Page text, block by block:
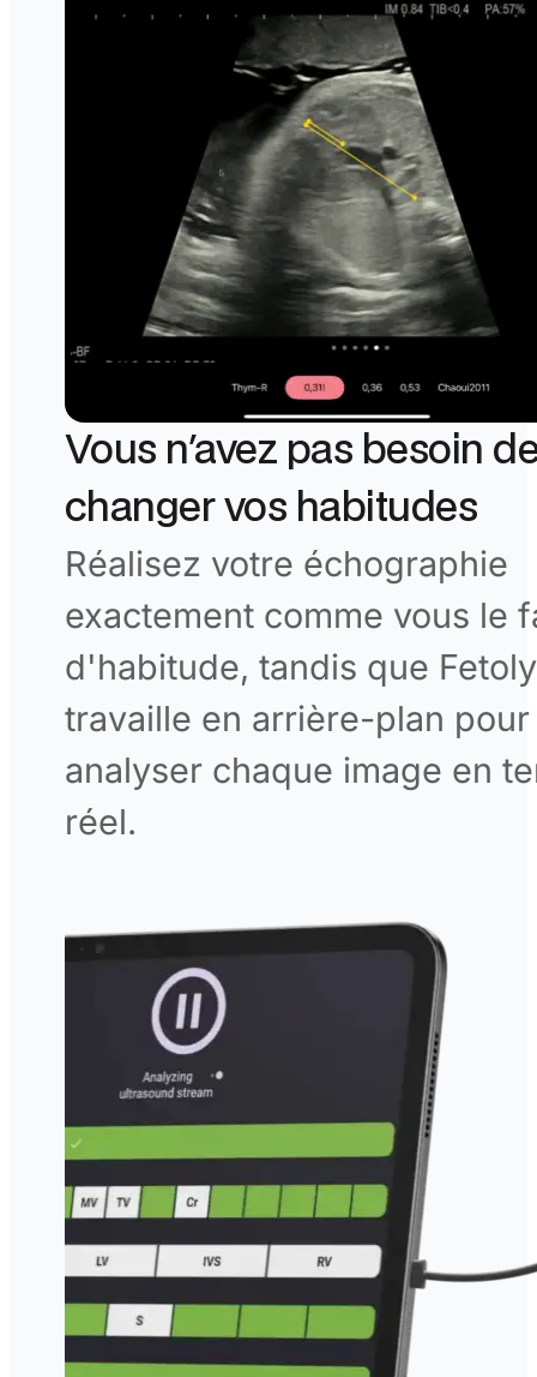
Vous n'avez pas besoin
changer vos habitudes
Réalisez votre échographie
exactement comme vous le
d'habitude, tandis que Fetoly
travaille en arrière-plan pour
analyser chaque image en
réel.